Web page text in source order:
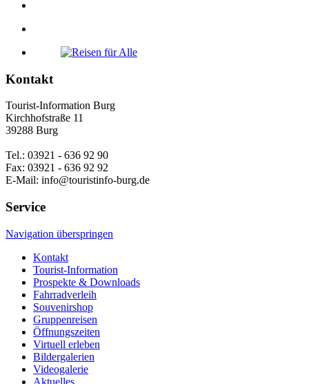
Kontakt
Tourist-Information Burg
Kirchhofstraße 11
39288 Burg
Tel.: 03921 - 636 92 90
Fax: 03921 - 636 92 92
E-Mail: info@touristinfo-burg.de
Service
Navigation überspringen
Kontakt
Tourist-Information
Prospekte & Downloads
Fahrradverleih
Souvenirshop
Gruppenreisen
Öffnungszeiten
Virtuell erleben
Bildergalerien
Videogalerie
Aktuelles